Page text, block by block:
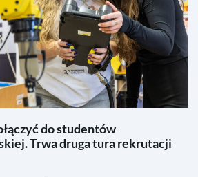
do studentów
Trwa druga tura rekrutacji